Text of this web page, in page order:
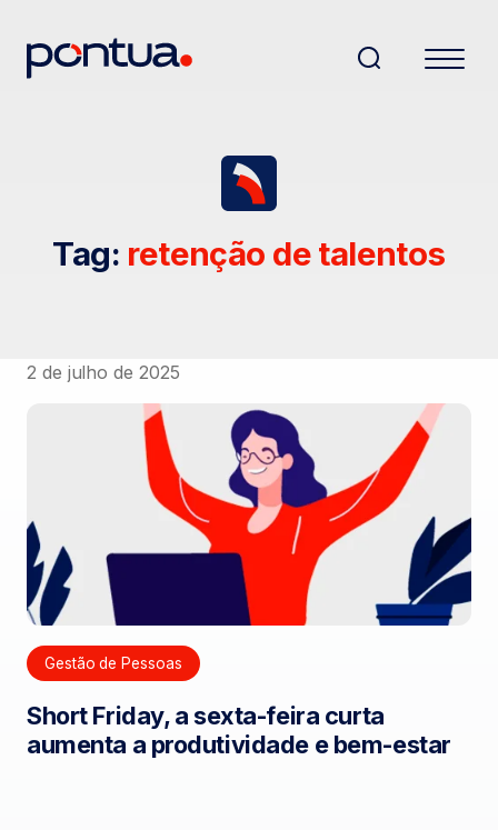
Tag: retenção de talentos
2 de julho de 2025
Gestão de Pessoas
Short Friday, a sexta-feira curta
aumenta a produtividade e bem-estar